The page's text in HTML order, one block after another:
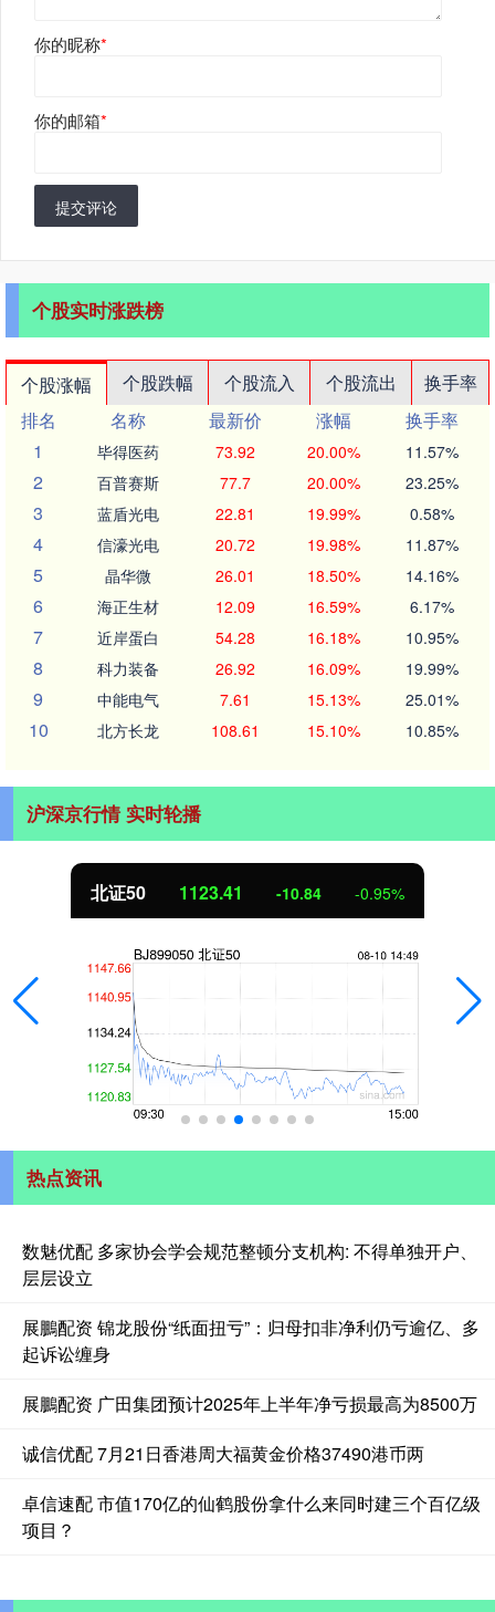
你的昵称*
你的邮箱*
提交评论
个股实时涨跌榜
个股涨幅 个股跌幅 个股流入 个股流出
换手率
排名
名称 最新价 涨幅
换手率
1
毕得医药 73.92 20.00% 11.57%
2 百普赛斯 77.7 20.00% 23.25%
3 蓝盾光电 22.81 19.99% 0.58%
4 信濠光电 20.72 19.98% 11.87%
5 晶华微 26.01 18.50% 14.16%
6 海正生材 12.09 16.59% 6.17%
7 近岸蛋白 54.28 16.18% 10.95%
8 科力装备 26.92 16.09% 19.99%
9 中能电气 7.61 15.13% 25.01%
10 北方长龙 108.61 15.10% 10.85%
沪深京行情 实时轮播
北证50 1123.53 -10.72 -0.94%
热点资讯
数魅优配 多家协会学会规范整顿分支机构: 不得单独开户、
层层设立
展鵬配资 锦龙股份“纸面扭亏”：归母扣非净利仍亏逾亿、多
起诉讼缠身
展鵬配资 广田集团预计2025年上半年净亏损最高为8500万
诚信优配 7月21日香港周大福黄金价格37490港币两
卓信速配 市值170亿的仙鹤股份拿什么来同时建三个百亿级
项目？